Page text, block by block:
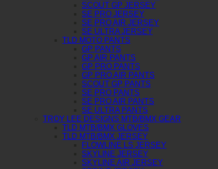
SCOUT GP JERSEY
SE PRO JERSEY
SE PRO AIR JERSEY
SE ULTRA JERSEY
TLD MOTO PANTS
GP PANTS
GP AIR PANTS
GP PRO PANTS
GP PRO AIR PANTS
SCOUT GP PANTS
SE PRO PANTS
SE PRO AIR PANTS
SE ULTRA PANTS
TROY LEE DESIGNS MTB/BMX GEAR
TLD MTB/BMX GLOVES
TLD MTB/BMX JERSEY
FLOWLINE LS JERSEY
SKYLINE JERSEY
SKYLINE AIR JERSEY